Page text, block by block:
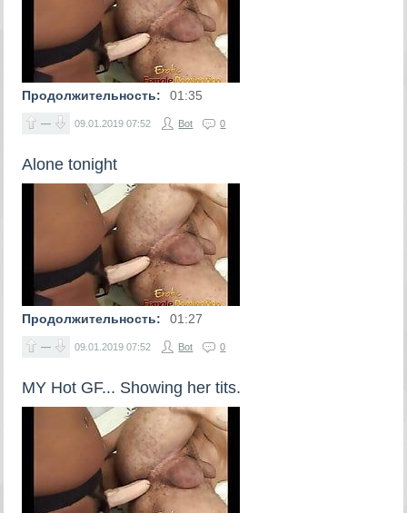
Продолжительность: 01:35
— 09.01.2019 07:52 Bot 0
Alone tonight
Продолжительность: 01:27
— 09.01.2019 07:52 Bot 0
MY Hot GF... Showing her tits.